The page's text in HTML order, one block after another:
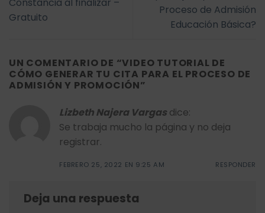
Gratuito
Proceso de Admisión
Educación Básica?
UN COMENTARIO DE “VIDEO TUTORIAL DE
CÓMO GENERAR TU CITA PARA EL PROCESO DE
ADMISIÓN Y PROMOCIÓN”
Lizbeth Najera Vargas dice:
Se trabaja mucho la página y no deja
registrar.
FEBRERO 25, 2022 EN 9:25 AM RESPONDER
Deja una respuesta